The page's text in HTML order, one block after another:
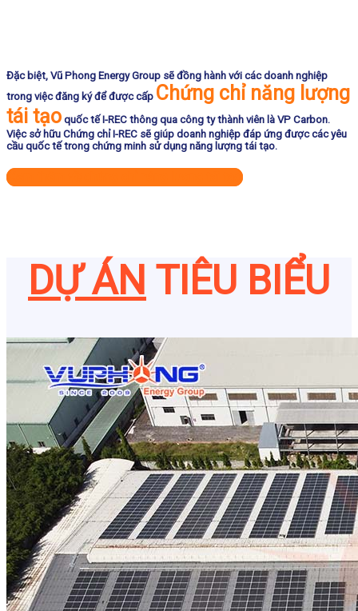
Đặc biệt, Vũ Phong Energy Group sẽ đồng hành với các doanh nghiệp
trong việc đăng ký để được cấp Chứng chỉ năng lượng
tái tạo quốc tế I-REC thông qua công ty thành viên là VP Carbon.
Việc sở hữu Chứng chỉ I-REC sẽ giúp doanh nghiệp đáp ứng được các yêu
cầu quốc tế trong chứng minh sử dụng năng lượng tái tạo.
DỰ ÁN TIÊU BIỂU